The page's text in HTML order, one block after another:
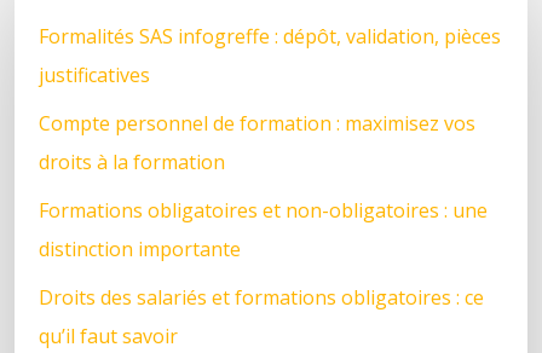
Formalités SAS infogreffe : dépôt, validation, pièces
justificatives
Compte personnel de formation : maximisez vos
droits à la formation
Formations obligatoires et non-obligatoires : une
distinction importante
Droits des salariés et formations obligatoires : ce
qu’il faut savoir